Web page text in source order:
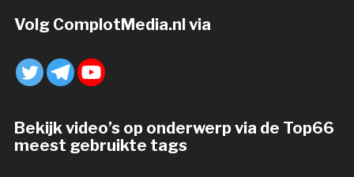
Volg ComplotMedia.nl via
Bekijk video’s op onderwerp via de Top66
meest gebruikte tags